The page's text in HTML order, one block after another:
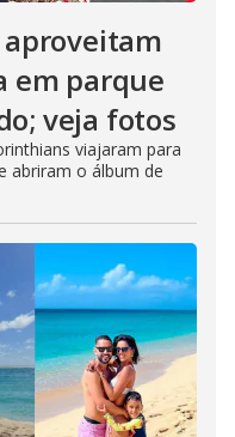
em parque
veja fotos
viajaram para
abriram o álbum de